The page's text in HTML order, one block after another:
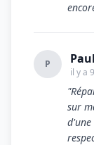
P
il y a
sur
d'une